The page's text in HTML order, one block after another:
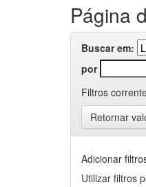
Página
Buscar em:
por
Filtros
Retornar
Adicionar
Utilizar filtros